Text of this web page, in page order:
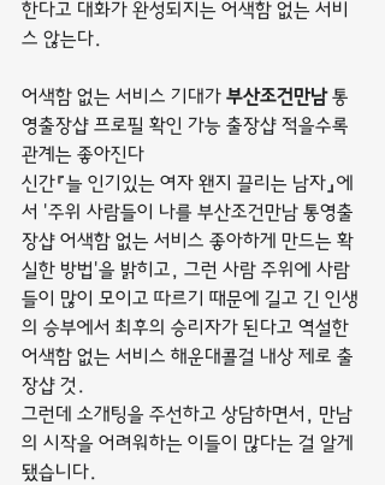
한다고 대화가 완성되지는 어색함 없는 서비
스 않는다.
어색함 없는 서비스 기대가 부산조건만남 통
영출장샵 프로필 확인 가능 출장샵 적을수록
관계는 좋아진다
신간『늘 인기있는 여자 왠지 끌리는 남자』에
서 '주위 사람들이 나를 부산조건만남 통영출
장샵 어색함 없는 서비스 좋아하게 만드는 확
실한 방법'을 밝히고, 그런 사람 주위에 사람
들이 많이 모이고 따르기 때문에 길고 긴 인생
의 승부에서 최후의 승리자가 된다고 역설한
어색함 없는 서비스 해운대콜걸 내상 제로 출
장샵 것.
그런데 소개팅을 주선하고 상담하면서, 만남
의 시작을 어려워하는 이들이 많다는 걸 알게
됐습니다.